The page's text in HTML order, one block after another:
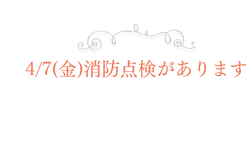
4/7(金)消防点検があります